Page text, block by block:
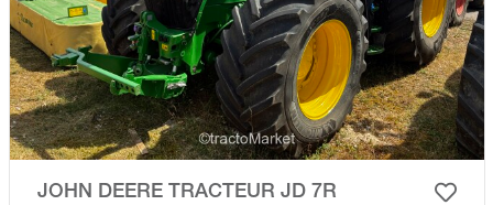
JOHN DEERE TRACTEUR JD 7R